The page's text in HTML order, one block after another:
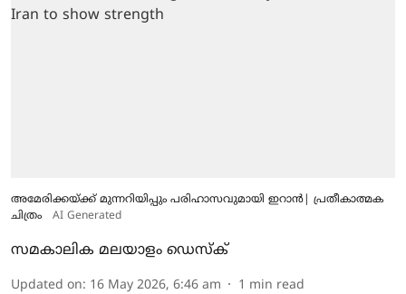
അമേരിക്കയ്ക്ക് മുന്നറിയിപ്പും പരിഹാസവുമായി ഇറാന്‍| പ്രതീകാത്മക
ചിത്രം
AI Generated
സമകാലിക മലയാളം ഡെസ്ക്
Updated on: 16 May 2026, 6:46 am 1 min read